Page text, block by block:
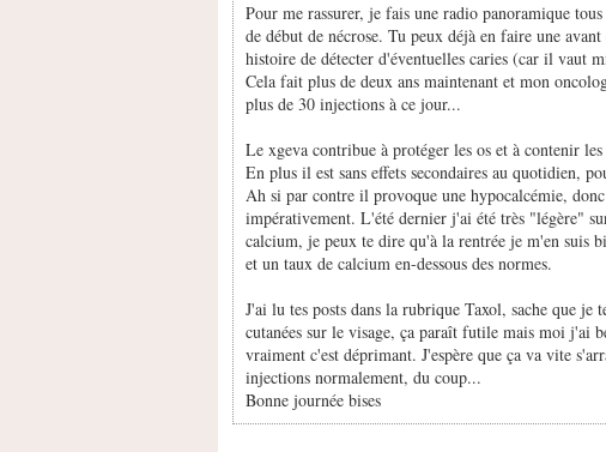
Pour me rassurer, je fais une radio panoramique
de début de nécrose. Tu peux déjà en faire une
histoire de détecter d'éventuelles caries (car il vaut
Cela fait plus de deux ans maintenant et mon
plus de 30 injections à ce jour...
Le xgeva contribue à protéger les os et à contenir
En plus il est sans effets secondaires au quotidien,
Ah si par contre il provoque une hypocalcémie,
impérativement. L'été dernier j'ai été très "légère"
calcium, je peux te dire qu'à la rentrée je m'en suis
et un taux de calcium en-dessous des normes.
J'ai lu tes posts dans la rubrique Taxol, sache que
cutanées sur le visage, ça paraît futile mais moi j'ai
vraiment c'est déprimant. J'espère que ça va vite
injections normalement, du coup...
Bonne journée bises